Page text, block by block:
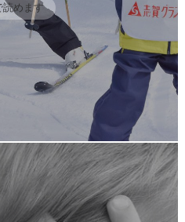
読めます